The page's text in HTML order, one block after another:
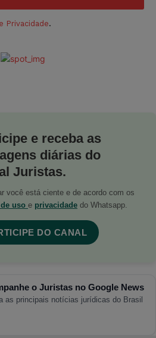
Privacidade.
e receba as
diárias do
Juristas.
você está ciente e de acordo com os
uso e privacidade do Whatsapp.
DO CANAL
o Juristas no Google News
as principais notícias jurídicas do Brasil